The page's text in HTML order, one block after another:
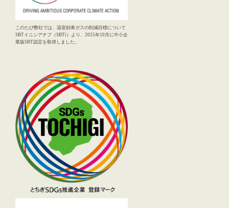
このたび弊社では、温室効果ガスの削減目標について
SBTイニシアチブ（SBTi）より、2025年10月に中小企
業版SBT認定を取得しました。